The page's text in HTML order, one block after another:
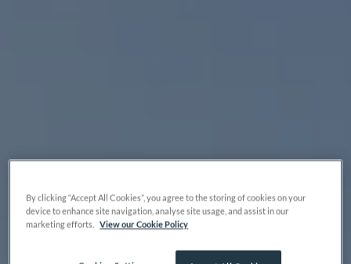
By clicking “Accept All Cookies”, you agree to the storing of cookies on your
device to enhance site navigation, analyse site usage, and assist in our
marketing efforts. View our Cookie Policy